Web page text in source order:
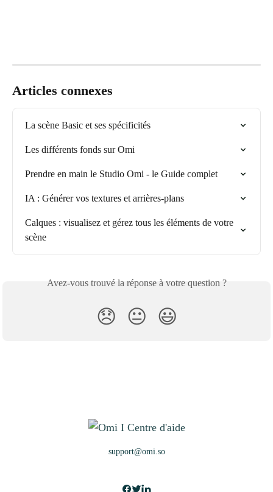
Articles connexes
La scène Basic et ses spécificités
Les différents fonds sur Omi
Prendre en main le Studio Omi - le Guide complet
IA : Générer vos textures et arrières-plans
Calques : visualisez et gérez tous les éléments de votre
scène
Avez-vous trouvé la réponse à votre question ?
😞 😐 😃
support@omi.so